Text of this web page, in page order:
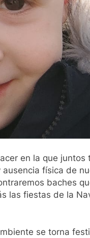
en la que juntos
física de
baches
las fiestas de la
se torna